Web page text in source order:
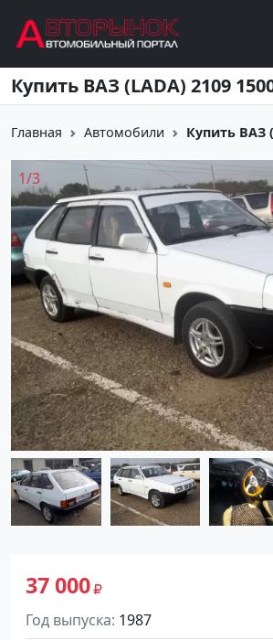
Перейти к основному содержанию
Главная Автомобили Купить ВАЗ
37 000
Год выпуска 1987
1/3